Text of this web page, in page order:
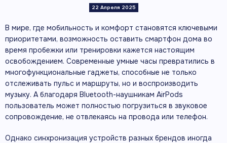
22 Апреля 2025
В мире, где мобильность и комфорт становятся ключевыми
приоритетами, возможность оставить смартфон дома во
время пробежки или тренировки кажется настоящим
освобождением. Современные умные часы превратились в
многофункциональные гаджеты, способные не только
отслеживать пульс и маршруты, но и воспроизводить
музыку. А благодаря Bluetooth-наушникам AirPods
пользователь может полностью погрузиться в звуковое
сопровождение, не отвлекаясь на провода или телефон.
Однако синхронизация устройств разных брендов иногда